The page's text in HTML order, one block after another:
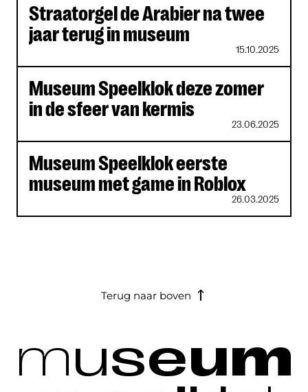
Straatorgel de Arabier na twee
jaar terug in museum
15.10.2025
Museum Speelklok deze zomer
in de sfeer van kermis
23.06.2025
Museum Speelklok eerste
museum met game in Roblox
26.03.2025
Terug naar boven
museum